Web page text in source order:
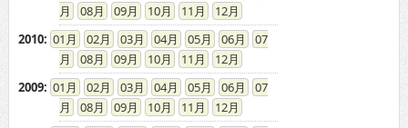
08
09 10 11
12
2010: 01 02 03 04 05 06
07
08
09 10 11
12
2009: 01 02 03 04 05 06
07
08
09 10 11
12